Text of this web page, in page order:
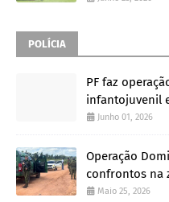
POLÍCIA
PF faz
infantojuvenil
Junho 01, 2026
Operação
confrontos na
Maio 25, 2026